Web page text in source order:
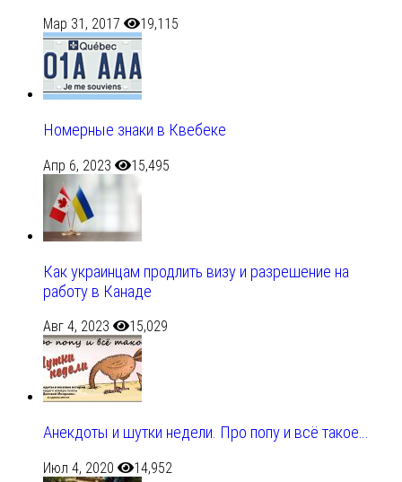
Мар 31, 2017 19,115
Номерные знаки в Квебеке
Апр 6, 2023 15,495
Как украинцам продлить визу и разрешение на
работу в Канаде
Авг 4, 2023 15,029
Анекдоты и шутки недели. Про попу и всё такое…
Июл 4, 2020 14,952